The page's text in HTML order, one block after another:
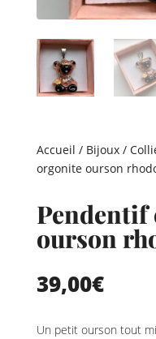
Accueil / Bijoux/
orgonite ourson
ourson
39,00€
Un petit ourson tout